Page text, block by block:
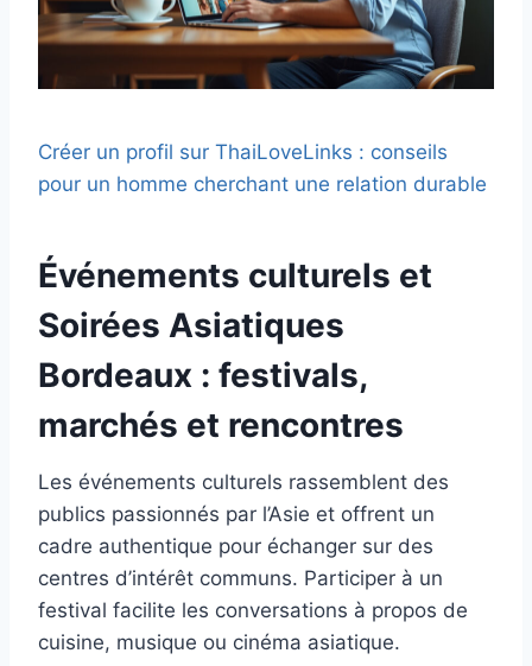
Créer un profil sur ThaiLoveLinks : conseils
pour un homme cherchant une relation durable
Événements culturels et
Soirées Asiatiques
Bordeaux : festivals,
marchés et rencontres
Les événements culturels rassemblent des
publics passionnés par l’Asie et offrent un
cadre authentique pour échanger sur des
centres d’intérêt communs. Participer à un
festival facilite les conversations à propos de
cuisine, musique ou cinéma asiatique.